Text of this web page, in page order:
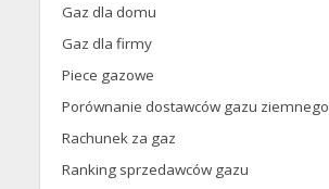
Gaz dla domu
Gaz dla firmy
Piece gazowe
Porównanie dostawców gazu ziemnego
Rachunek za gaz
Ranking sprzedawców gazu